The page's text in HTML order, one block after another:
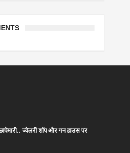
ज्वेलरी शॉप और गन हाउस पर